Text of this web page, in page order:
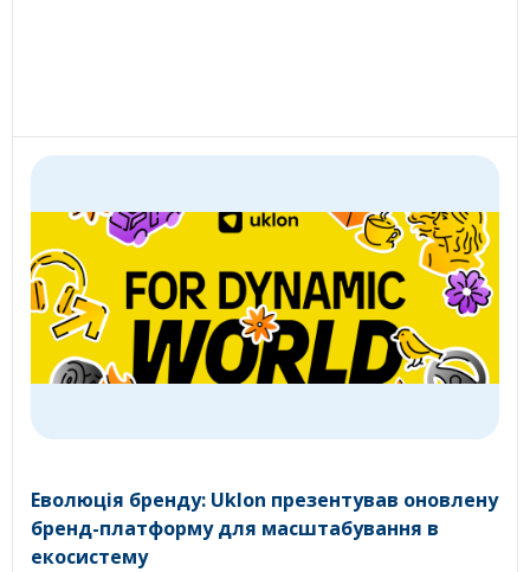
Еволюція бренду: Uklon презентував оновлену
бренд-платформу для масштабування в
екосистему